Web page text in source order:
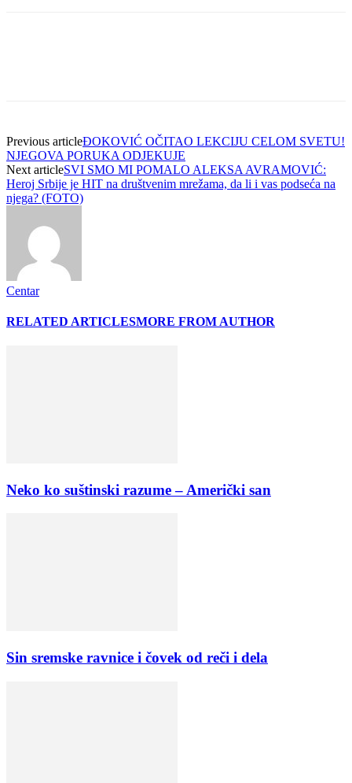
Previous articleĐOKOVIĆ OČITAO LEKCIJU CELOM SVETU!
NJEGOVA PORUKA ODJEKUJE
Next articleSVI SMO MI POMALO ALEKSA AVRAMOVIĆ:
Heroj Srbije je HIT na društvenim mrežama, da li i vas podseća na
njega? (FOTO)
Centar
RELATED ARTICLESMORE FROM AUTHOR
Neko ko suštinski razume – Američki san
Sin sremske ravnice i čovek od reči i dela